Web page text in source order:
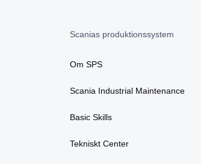
Scanias produktionssystem
Om SPS
Scania Industrial Maintenance
Basic Skills
Tekniskt Center